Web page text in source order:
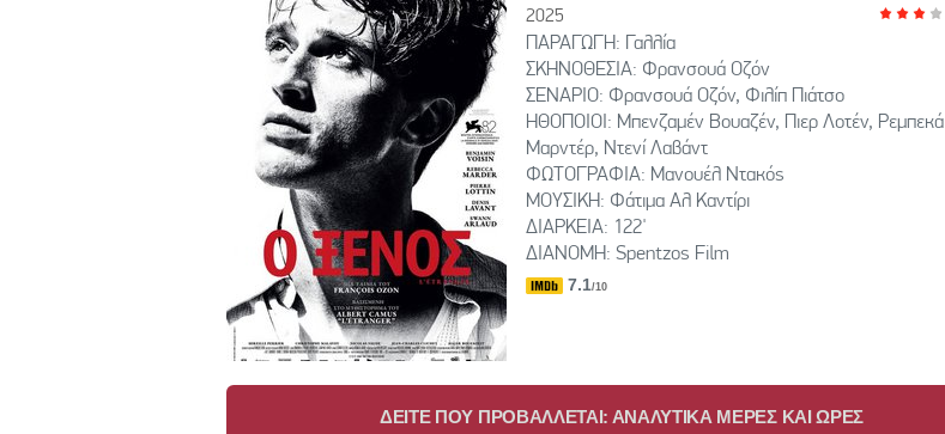
2025
ΠΑΡΑΓΩΓΗ: Γαλλία
ΣΚΗΝΟΘΕΣΙΑ: Φρανσουά Οζόν
ΣΕΝΑΡΙΟ: Φρανσουά Οζόν, Φιλίπ Πιάτσο
ΗΘΟΠΟΙΟΙ: Μπενζαμέν Βουαζέν, Πιερ Λοτέν, Ρεμπεκά
Μαρντέρ, Ντενί Λαβάντ
ΦΩΤΟΓΡΑΦΙΑ: Μανουέλ Ντακός
ΜΟΥΣΙΚΗ: Φάτιμα Αλ Καντίρι
ΔΙΑΡΚΕΙΑ: 122'
ΔΙΑΝΟΜΗ: Spentzos Film
7.1/10
ΔΕΙΤΕ ΠΟΥ ΠΡΟΒΑΛΛΕΤΑΙ: ΑΝΑΛΥΤΙΚΑ ΜΕΡΕΣ ΚΑΙ ΩΡΕΣ